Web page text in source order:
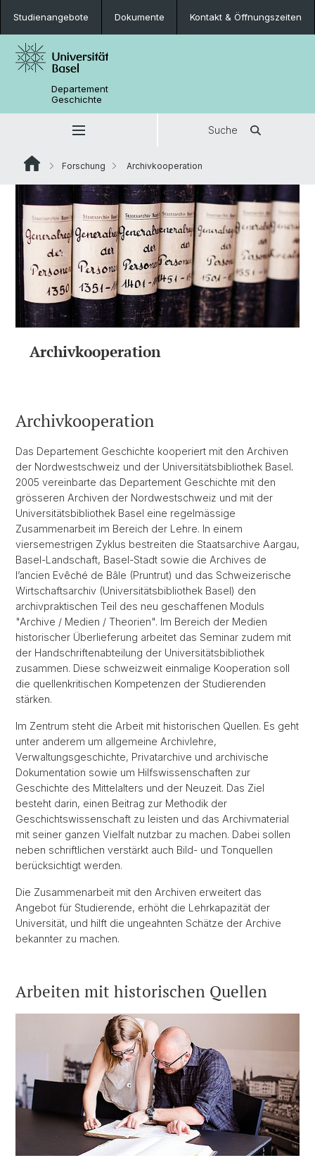
Studienangebote Dokumente Kontakt & Öffnungszeiten
Departement
Geschichte
Suche
Forschung Archivkooperation
Archivkooperation
Archivkooperation
Das Departement Geschichte kooperiert mit den Archiven
der Nordwestschweiz und der Universitätsbibliothek Basel.
2005 vereinbarte das Departement Geschichte mit den
grösseren Archiven der Nordwestschweiz und mit der
Universitätsbibliothek Basel eine regelmässige
Zusammenarbeit im Bereich der Lehre. In einem
viersemestrigen Zyklus bestreiten die Staatsarchive Aargau,
Basel-Landschaft, Basel-Stadt sowie die Archives de
l’ancien Evêché de Bâle (Pruntrut) und das Schweizerische
Wirtschaftsarchiv (Universitätsbibliothek Basel) den
archivpraktischen Teil des neu geschaffenen Moduls
"Archive / Medien / Theorien". Im Bereich der Medien
historischer Überlieferung arbeitet das Seminar zudem mit
der Handschriftenabteilung der Universitätsbibliothek
zusammen. Diese schweizweit einmalige Kooperation soll
die quellenkritischen Kompetenzen der Studierenden
stärken.
Im Zentrum steht die Arbeit mit historischen Quellen. Es geht
unter anderem um allgemeine Archivlehre,
Verwaltungsgeschichte, Privatarchive und archivische
Dokumentation sowie um Hilfswissenschaften zur
Geschichte des Mittelalters und der Neuzeit. Das Ziel
besteht darin, einen Beitrag zur Methodik der
Geschichtswissenschaft zu leisten und das Archivmaterial
mit seiner ganzen Vielfalt nutzbar zu machen. Dabei sollen
neben schriftlichen verstärkt auch Bild- und Tonquellen
berücksichtigt werden.
Die Zusammenarbeit mit den Archiven erweitert das
Angebot für Studierende, erhöht die Lehrkapazität der
Universität, und hilft die ungeahnten Schätze der Archive
bekannter zu machen.
Arbeiten mit historischen Quellen